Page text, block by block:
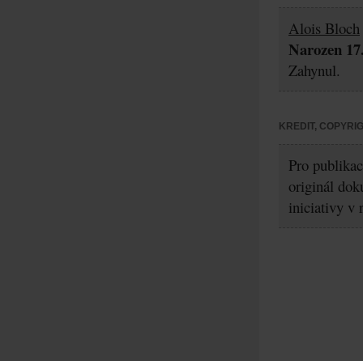
Alois Bloch
Narozen
Zahynul.
KREDIT,
Pro
originál
iniciativy v